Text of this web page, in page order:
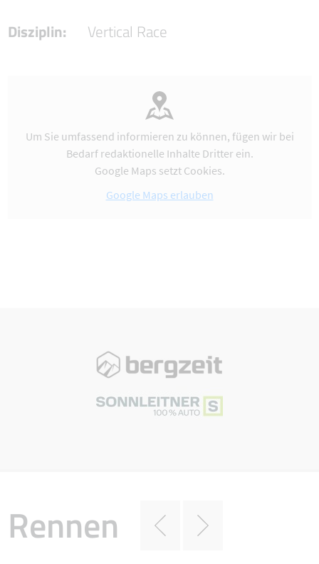
Disziplin: Vertical Race
Um Sie umfassend informieren zu können, fügen wir bei
Bedarf redaktionelle Inhalte Dritter ein.
Google Maps setzt Cookies.
Google Maps erlauben
Rennen